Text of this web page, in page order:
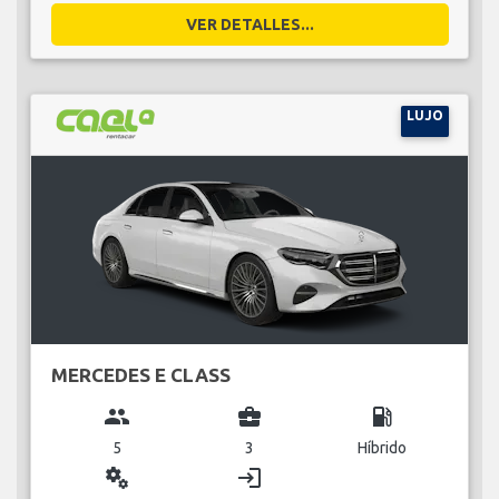
VER DETALLES...
LUJO
MERCEDES E CLASS
group
5
business_center
3
local_gas_station
Híbrido
miscellaneous_services login